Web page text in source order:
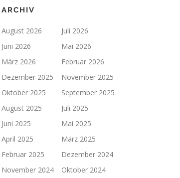
ARCHIV
August 2026
Juli 2026
Juni 2026
Mai 2026
März 2026
Februar 2026
Dezember 2025
November 2025
Oktober 2025
September 2025
August 2025
Juli 2025
Juni 2025
Mai 2025
April 2025
März 2025
Februar 2025
Dezember 2024
November 2024
Oktober 2024